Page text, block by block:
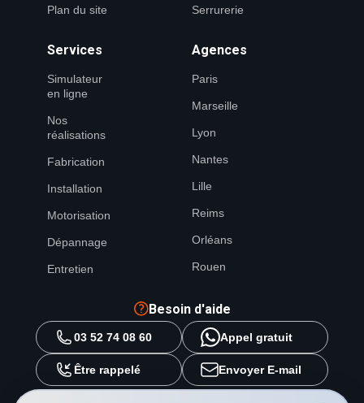
Plan du site Serrurerie
Services
Simulateur
en ligne
Nos
réalisations
Fabrication
Installation
Motorisation
Dépannage
Entretien
Agences
Paris
Marseille
Lyon
Nantes
Lille
Reims
Orléans
Rouen
Besoin d'aide
03 52 74 08 60 Appel gratuit
Être rappelé Envoyer E-mail